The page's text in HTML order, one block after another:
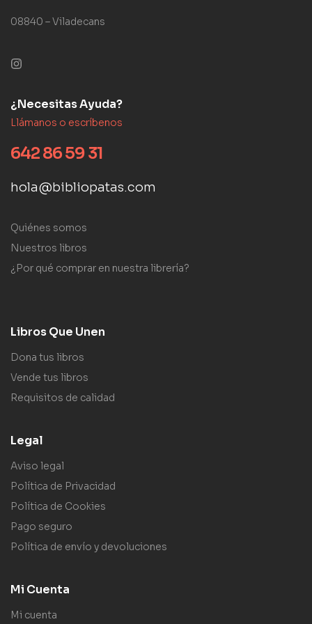
08840 – Viladecans
¿Necesitas Ayuda?
Llámanos o escríbenos
642 86 59 31
hola@bibliopatas.com
Quiénes somos
Nuestros libros
¿Por qué comprar en nuestra librería?
Libros Que Unen
Dona tus libros
Vende tus libros
Requisitos de calidad
Legal
Aviso legal
Política de Privacidad
Política de Cookies
Pago seguro
Política de envío y devoluciones
Mi Cuenta
Mi cuenta